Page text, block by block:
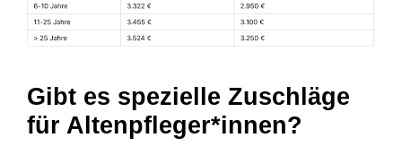
Gibt es spezielle Zuschläge
für Altenpfleger*innen?